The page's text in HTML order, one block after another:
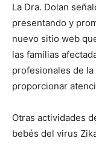
La Dra. Dolan
presentando y
nuevo sitio web
las familias
profesionales de
proporcionar
Otras actividades
bebés del virus